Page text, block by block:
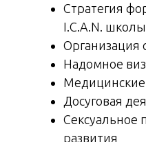
Стратегия
I.C.A.N.
Организация
Надомное
Медицинские
Досуговая
Сексуальное
развития